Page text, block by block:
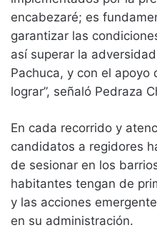
encabezaré; es
garantizar las
así superar la
Pachuca, y con el apoyo
lograr”, señaló Pedraza
En cada recorrido y
candidatos a regidores
de sesionar en los
habitantes tengan de
y las acciones
en su administración.